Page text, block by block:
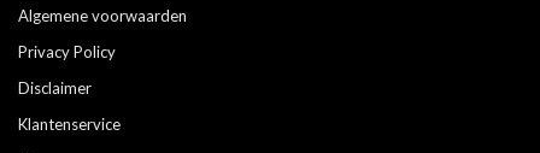
Algemene voorwaarden
Privacy Policy
Disclaimer
Klantenservice